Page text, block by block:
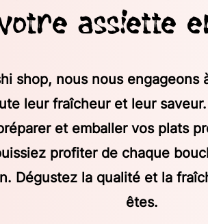
assiette
shop, nous nous engageons
leur fraîcheur et leur
et emballer vos plats
profiter de chaque
Dégustez la qualité et la
êtes.